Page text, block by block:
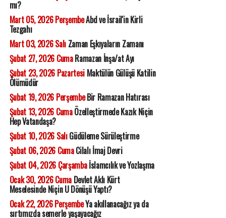
mı?
Mart 05, 2026 PerşembeAbd ve İsrail'in Kirli
Tezgahı
Mart 03, 2026 SalıZaman Eşkıyaların Zamanı
Şubat 27, 2026 CumaRamazan İnşa/at Ayı
Şubat 23, 2026 PazartesiMaktülün Gülüşü Katilin
Ölümüdür
Şubat 19, 2026 PerşembeBir Ramazan Hatırası
Şubat 13, 2026 CumaÖzelleştirmede Kazık Niçin
Hep Vatandaşa?
Şubat 10, 2026 SalıGüdüleme Sürüleştirme
Şubat 06, 2026 CumaCilalı İmaj Devri
Şubat 04, 2026 Çarşambaİslamcılık ve Yozlaşma
Ocak 30, 2026 CumaDevlet Aklı Kürt
Meselesinde Niçin U Dönüşü Yaptı?
Ocak 22, 2026 PerşembeYa akıllanacağız ya da
sırtımızda semerle yaşayacağız